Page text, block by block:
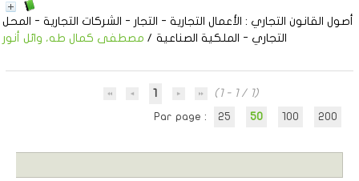
أصول القانون التجاري : الأعمال التجارية - التجار - الشركات التجارية - المحل
التجاري - الملكية الصناعية / مصطفى كمال طه، وائل أنور
1
(1 - 1 / 1)
Par page :
25 50 100 200